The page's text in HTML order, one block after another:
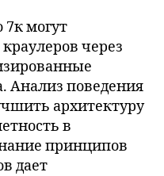
7к могут
через
Анализ поведения
архитектуру
в
принципов
дает